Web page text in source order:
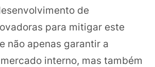
de
para mitigar este
não apenas garantir a
interno, mas também